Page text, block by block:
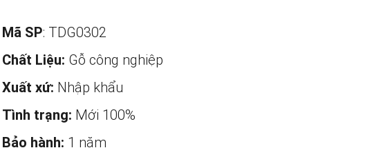
Mã SP: TDG0302
Chất Liệu: Gỗ công nghiệp
Xuất xứ: Nhập khẩu
Tình trạng: Mới 100%
Bảo hành: 1 năm